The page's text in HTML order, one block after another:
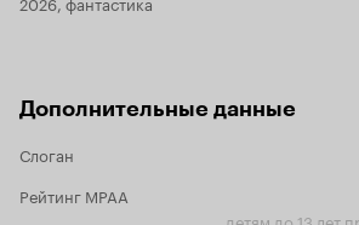
Дополнительные данные
Слоган
Рейтинг MPAA
детям до 13 лет